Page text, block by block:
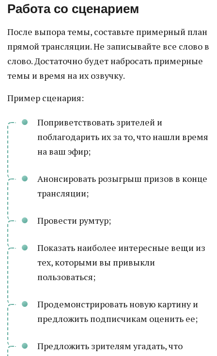
Работа со сценарием
После выпора темы, составьте примерный план
прямой трансляции. Не записывайте все слово в
слово. Достаточно будет набросать примерные
темы и время на их озвучку.
Пример сценария:
Поприветствовать зрителей и
поблагодарить их за то, что нашли время
на ваш эфир;
Анонсировать розыгрыш призов в конце
трансляции;
Провести румтур;
Показать наиболее интересные вещи из
тех, которыми вы привыкли
пользоваться;
Продемонстрировать новую картину и
предложить подписчикам оценить ее;
Предложить зрителям угадать, что